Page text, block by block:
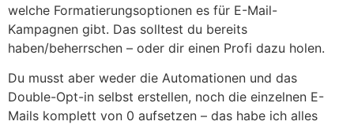
welche Formatierungsoptionen es für E-Mail-
Kampagnen gibt. Das solltest du bereits
haben/beherrschen – oder dir einen Profi dazu holen.
Du musst aber weder die Automationen und das
Double-Opt-in selbst erstellen, noch die einzelnen E-
Mails komplett von 0 aufsetzen – das habe ich alles